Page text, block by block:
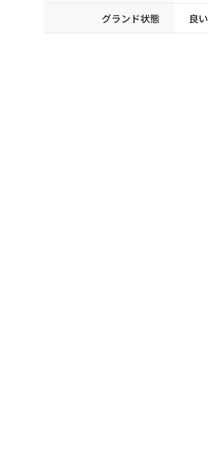
グランド状態 良い